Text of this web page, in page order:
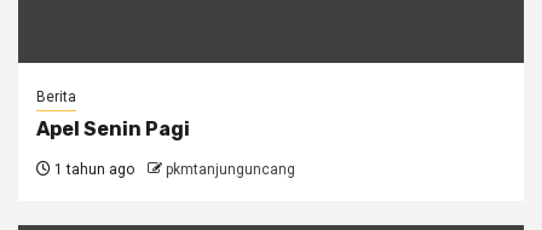
Berita
Apel Senin Pagi
1 tahun ago pkmtanjunguncang